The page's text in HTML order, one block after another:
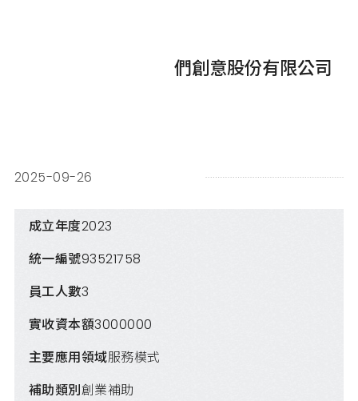
們創意股份有限公司
2025-09-26
成立年度2023
統一編號93521758
員工人數3
實收資本額3000000
主要應用領域服務模式
補助類別創業補助